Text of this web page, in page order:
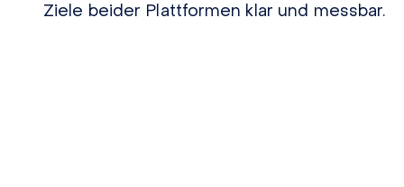
Ziele beider Plattformen klar und messbar.